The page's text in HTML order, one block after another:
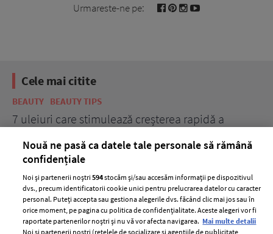
Urmareste-ne pe:
Cele mai citite
rapidă a
BEAUTY
Cea mai buna ordine in care sa
Nouă ne pasă ca datele tale personale să rămână
confidențiale
Noi și partenerii noștri594stocăm și/sau accesăm informații pe dispozitivul
dvs., precum identificatorii cookie unici pentru prelucrarea datelor cu caracter
personal. Puteți accepta sau gestiona alegerile dvs. făcând clic mai jos sau în
orice moment, pe pagina cu politica de confidențialitate. Aceste alegeri vor fi
raportate partenerilor noștri și nu vă vor afecta navigarea. Mai multe detalii
Noi si partenerii nostri (retelele de socializare si agentiile de publicitate